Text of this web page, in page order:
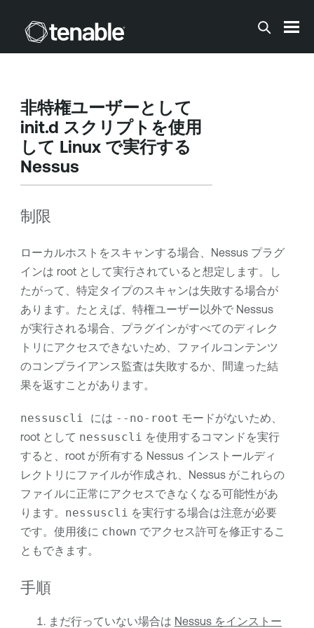
メインコンテンツに移動する
非特権ユーザーとして
init.d スクリプトを使用
して Linux で実行する
Nessus
制限
ローカルホストをスキャンする場合、Nessus プラグ
インは root として実行されていると想定します。し
たがって、特定タイプのスキャンは失敗する場合が
あります。たとえば、特権ユーザー以外で Nessus
が実行される場合、プラグインがすべてのディレク
トリにアクセスできないため、ファイルコンテンツ
のコンプライアンス監査は失敗するか、間違った結
果を返すことがあります。
nessuscli には --no-root モードがないため、
root として nessuscli を使用するコマンドを実行
すると、root が所有する Nessus インストールディ
レクトリにファイルが作成され、Nessus がこれらの
ファイルに正常にアクセスできなくなる可能性があ
ります。 nessuscli を実行する場合は注意が必要
です。使用後に chown でアクセス許可を修正するこ
ともできます。
手順
まだ行っていない場合は Nessus をインストー